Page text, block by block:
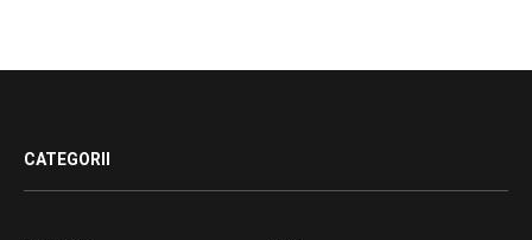
CATEGORII